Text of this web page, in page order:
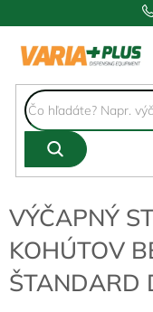
na
obsah
VÝČAPNÝ
KOHÚTOV
ŠTANDARD